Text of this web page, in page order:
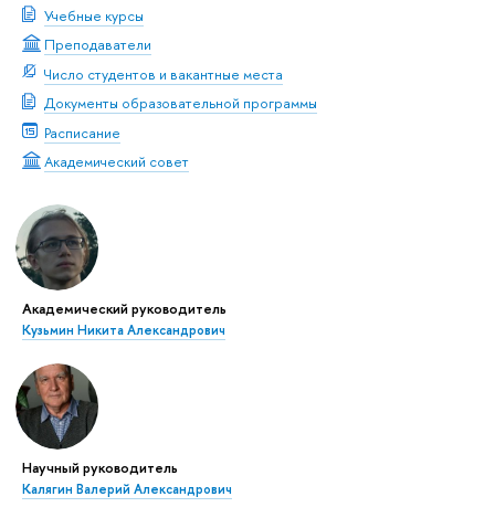
Учебные курсы
Преподаватели
Число студентов и вакантные места
Документы образовательной программы
Расписание
Академический совет
Академический руководитель
Кузьмин Никита Александрович
Научный руководитель
Калягин Валерий Александрович